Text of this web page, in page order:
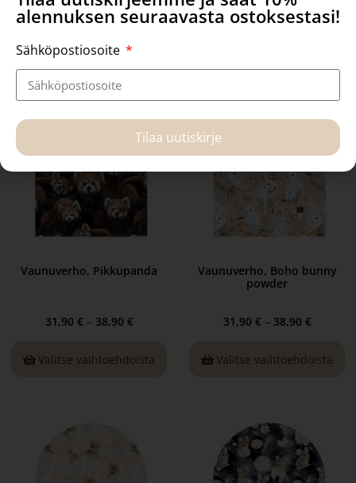
Vaunuverho, Pikkupanda
31,90 € – 38,90 €
Valitse vaihtoehdoista
Vaunuverho, Boho bunny
powder
31,90 € – 38,90 €
Valitse vaihtoehdoista
alennuksen seuraavasta ostoksestasi!
Sähköpostiosoite
Tilaa uutiskirje